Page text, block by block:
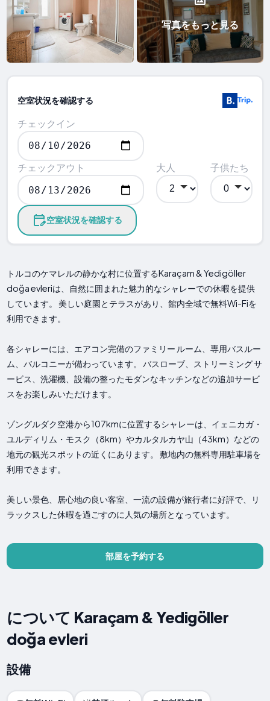
写真をもっと見る
空室状況を確認する
チェックイン
チェックアウト 大人 子供たち
空室状況を確認する
トルコのケマレルの静かな村に位置するKaraçam & Yedigöller
doğa evleriは、自然に囲まれた魅力的なシャレーでの休暇を提供
しています。 美しい庭園とテラスがあり、館内全域で無料Wi-Fiを
利用できます。
各シャレーには、エアコン完備のファミリー ルーム、専用バスルー
ム、バルコニーが備わっています。 バスローブ、ストリーミング サ
ービス、洗濯機、設備の整ったモダンなキッチンなどの追加サービ
スをお楽しみいただけます。
ゾングルダク空港から107kmに位置するシャレーは、イェニカガ・
ユルディリム・モスク（8km）やカルタルカヤ山（43km）などの
地元の観光スポットの近くにあります。 敷地内の無料専用駐車場を
利用できます。
美しい景色、居心地の良い客室、一流の設備が旅行者に好評で、リ
ラックスした休暇を過ごすのに人気の場所となっています。
部屋を予約する
について Karaçam & Yedigöller
doğa evleri
設備